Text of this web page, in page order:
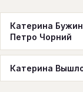
Катерина
Петро Чорний
Катерина